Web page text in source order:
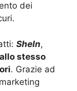
dei
SheIn,
stesso
. Grazie ad